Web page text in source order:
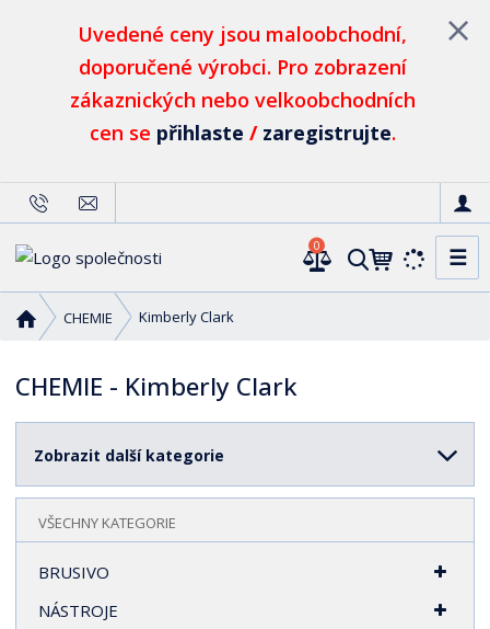
Uvedené ceny jsou maloobchodní,
doporučené výrobci. Pro zobrazení
zákaznických nebo velkoobchodních
cen se přihlaste / zaregistrujte.
V
a
0 ☰
v
d
s
t
a
a
CHEMIE Kimberly Clark
CHEMIE - Kimberly Clark
Zobrazit další kategorie
VŠECHNY KATEGORIE
BRUSIVO
NÁSTROJE